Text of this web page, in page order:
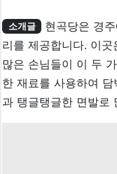
소개글
현곡당은 경
리를 제공합니다. 이
많은 손님들이 이 두
한 재료를 사용하여
과 탱글탱글한 면발로